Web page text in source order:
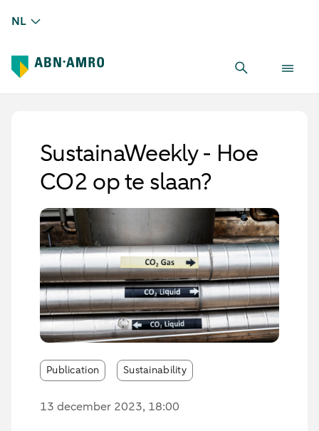
NL
SustainaWeekly - Hoe
CO2 op te slaan?
Publication Sustainability
13 december 2023, 18:00